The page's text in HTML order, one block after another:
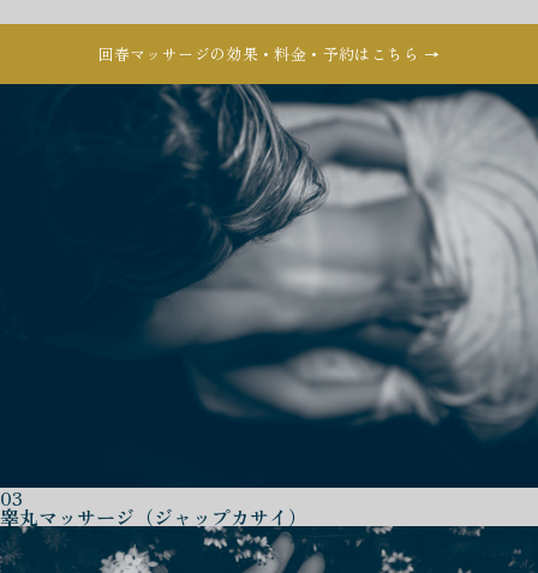
回春マッサージの効果・料金・予約はこちら →
03
睾丸マッサージ（ジャップカサイ）